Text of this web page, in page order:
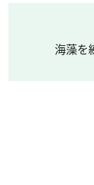
海藻を